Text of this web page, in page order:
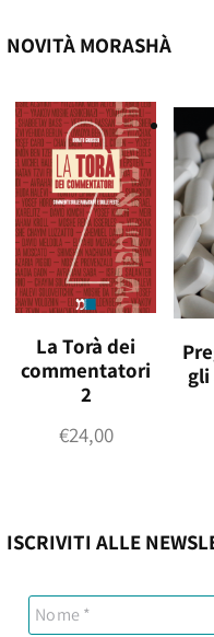
NOVITÀ MORASHÀ
La Torà dei
commentatori
2
€24,00
ISCRIVITI ALLE